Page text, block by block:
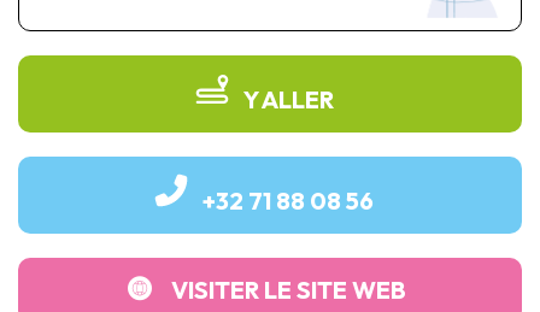
Y ALLER
+32 71 88 08 56
VISITER LE SITE WEB